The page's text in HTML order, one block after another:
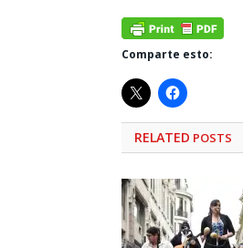
Comparte esto:
RELATED POSTS